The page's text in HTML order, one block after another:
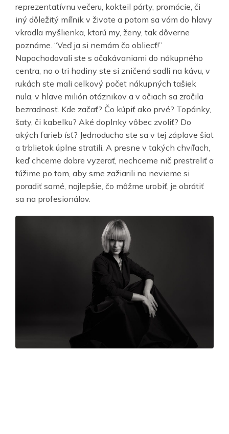
reprezentatívnu večeru, kokteil párty, promócie, či
iný dôležitý míľnik v živote a potom sa vám do hlavy
vkradla myšlienka, ktorú my, ženy, tak dôverne
poznáme. “Veď ja si nemám čo obliecť!”
Napochodovali ste s očakávaniami do nákupného
centra, no o tri hodiny ste si zničená sadli na kávu, v
rukách ste mali celkový počet nákupných tašiek
nula, v hlave milión otáznikov a v očiach sa zračila
bezradnosť. Kde začať? Čo kúpiť ako prvé? Topánky,
šaty, či kabelku? Aké doplnky vôbec zvoliť? Do
akých farieb ísť? Jednoducho ste sa v tej záplave šiat
a trblietok úplne stratili. A presne v takých chvíľach,
keď chceme dobre vyzerať, nechceme nič prestreliť a
túžime po tom, aby sme zažiarili no nevieme si
poradiť samé, najlepšie, čo môžme urobiť, je obrátiť
sa na profesionálov.